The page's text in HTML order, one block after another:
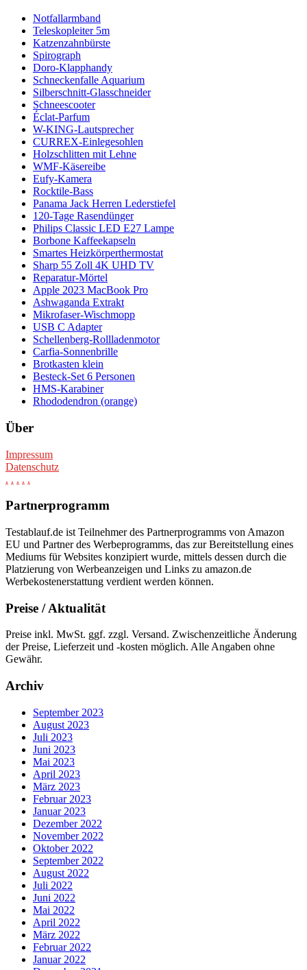
Notfallarmband
Teleskopleiter 5m
Katzenzahnbürste
Spirograph
Doro-Klapphandy
Schneckenfalle Aquarium
Silberschnitt-Glasschneider
Schneescooter
Éclat-Parfum
W-KING-Lautsprecher
CURREX-Einlegesohlen
Holzschlitten mit Lehne
WMF-Käsereibe
Eufy-Kamera
Rocktile-Bass
Panama Jack Herren Lederstiefel
120-Tage Rasendünger
Philips Classic LED E27 Lampe
Borbone Kaffeekapseln
Smartes Heizkörperthermostat
Sharp 55 Zoll 4K UHD TV
Reparatur-Mörtel
Apple 2023 MacBook Pro
Ashwaganda Extrakt
Mikrofaser-Wischmopp
USB C Adapter
Schellenberg-Rollladenmotor
Carfia-Sonnenbrille
Brotkasten klein
Besteck-Set 6 Personen
HMS-Karabiner
Rhododendron (orange)
Über
Impressum
Datenschutz
. . . . .
Partnerprogramm
Testablauf.de ist Teilnehmer des Partnerprogramms von Amazon
EU und Partner des Werbeprogramms, das zur Bereitstellung eines
Mediums für Websites konzipiert wurde, mittels dessen durch die
Platzierung von Werbeanzeigen und Links zu amazon.de
Werbekostenerstattung verdient werden können.
Preise / Aktualität
Preise inkl. MwSt. ggf. zzgl. Versand. Zwischenzeitliche Änderung
der Preise, Lieferzeit und -kosten möglich. Alle Angaben ohne
Gewähr.
Archiv
September 2023
August 2023
Juli 2023
Juni 2023
Mai 2023
April 2023
März 2023
Februar 2023
Januar 2023
Dezember 2022
November 2022
Oktober 2022
September 2022
August 2022
Juli 2022
Juni 2022
Mai 2022
April 2022
März 2022
Februar 2022
Januar 2022